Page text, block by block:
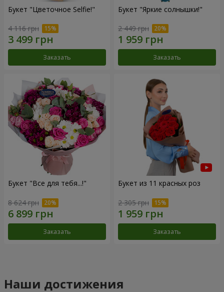
Букет "Цветочное Selfie!"
4 116 грн
Заказать
Букет "Яркие солнышки!"
2 449 грн
Заказать
Букет "Все для тебя...!"
8 624 грн
Заказать
Букет из 11 красных роз
2 305 грн
Заказать
Наши достижения